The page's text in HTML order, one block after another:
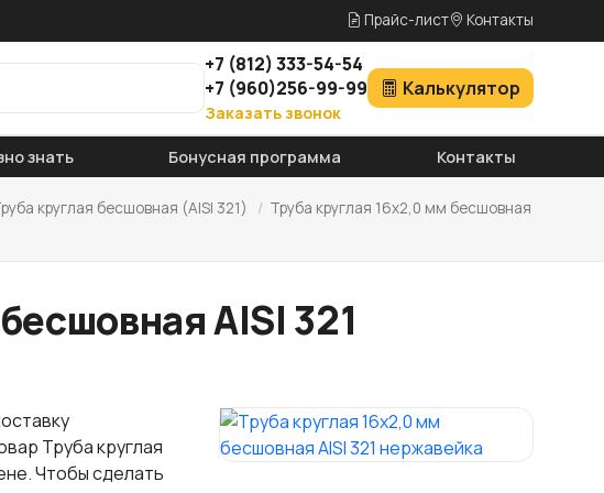
Прайс-лист Контакты
+7 (812)333-54-54
+7 (960)256-99-99
Заказать звонок
Калькулятор
знать Бонусная программа Контакты
круглая бесшовная (AISI 321) / Труба круглая 16х2,0 мм бесшовная
AISI 321
Труба круглая
Чтобы сделать